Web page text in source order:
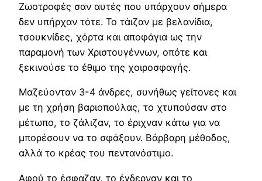
Ζωοτροφές σαν αυτές που υπάρχουν σήμερα
δεν υπήρχαν τότε. Το τάιζαν με βελανίδια,
τσουκνίδες, χόρτα και αποφάγια ως την
παραμονή των Χριστουγέννων, οπότε και
ξεκινούσε το έθιμο της χοιροσφαγής.
Μαζεύονταν 3-4 άνδρες, συνήθως γείτονες και
με τη χρήση βαριοπούλας, το χτυπούσαν στο
μέτωπο, το ζάλιζαν, το έριχναν κάτω για να
μπορέσουν να το σφάξουν. Βάρβαρη μέθοδος,
αλλά το κρέας του πεντανόστιμο.
Αφού το έσφαζαν, το έγδερναν και το